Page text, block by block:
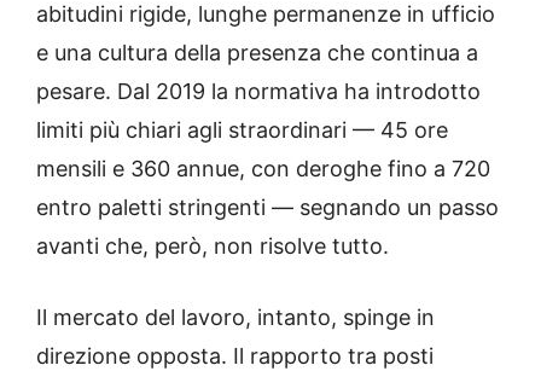
abitudini rigide, lunghe permanenze in ufficio
e una cultura della presenza che continua a
pesare. Dal 2019 la normativa ha introdotto
limiti più chiari agli straordinari — 45 ore
mensili e 360 annue, con deroghe fino a 720
entro paletti stringenti — segnando un passo
avanti che, però, non risolve tutto.
Il mercato del lavoro, intanto, spinge in
direzione opposta. Il rapporto tra posti